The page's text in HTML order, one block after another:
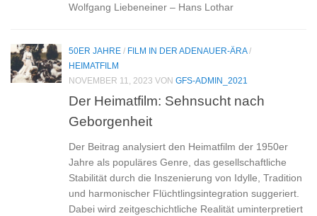
Wolfgang Liebeneiner – Hans Lothar
50ER JAHRE / FILM IN DER ADENAUER-ÄRA/
HEIMATFILM
NOVEMBER 11, 2023 VON GFS-ADMIN_2021
Der Heimatfilm: Sehnsucht nach
Geborgenheit
Der Beitrag analysiert den Heimatfilm der 1950er
Jahre als populäres Genre, das gesellschaftliche
Stabilität durch die Inszenierung von Idylle, Tradition
und harmonischer Flüchtlingsintegration suggeriert.
Dabei wird zeitgeschichtliche Realität uminterpretiert